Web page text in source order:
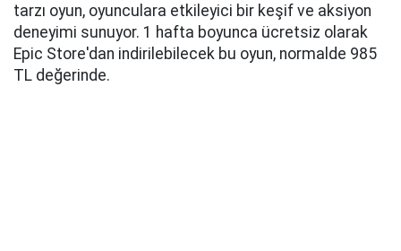
tarzı oyun, oyunculara etkileyici bir keşif ve aksiyon
deneyimi sunuyor. 1 hafta boyunca ücretsiz olarak
Epic Store'dan indirilebilecek bu oyun, normalde 985
TL değerinde.